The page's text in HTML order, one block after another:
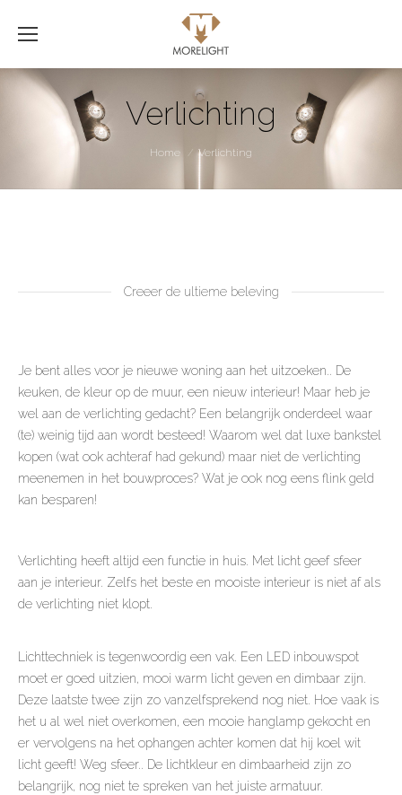
Verlichting
Home Verlichting
Creeer de ultieme beleving
Je bent alles voor je nieuwe woning aan het uitzoeken.. De
keuken, de kleur op de muur, een nieuw interieur! Maar heb je
wel aan de verlichting gedacht? Een belangrijk onderdeel waar
(te) weinig tijd aan wordt besteed! Waarom wel dat luxe bankstel
kopen (wat ook achteraf had gekund) maar niet de verlichting
meenemen in het bouwproces? Wat je ook nog eens flink geld
kan besparen!
Verlichting heeft altijd een functie in huis. Met licht geef sfeer
aan je interieur. Zelfs het beste en mooiste interieur is niet af als
de verlichting niet klopt.
Lichttechniek is tegenwoordig een vak. Een LED inbouwspot
moet er goed uitzien, mooi warm licht geven en dimbaar zijn.
Deze laatste twee zijn zo vanzelfsprekend nog niet. Hoe vaak is
het u al wel niet overkomen, een mooie hanglamp gekocht en
er vervolgens na het ophangen achter komen dat hij koel wit
licht geeft! Weg sfeer.. De lichtkleur en dimbaarheid zijn zo
belangrijk, nog niet te spreken van het juiste armatuur.